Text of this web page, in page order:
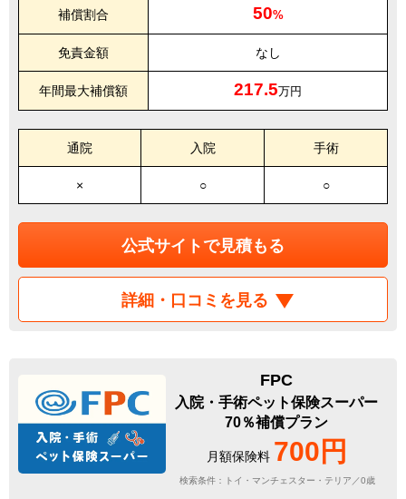
補償割合 50%
免責金額 なし
年間最大補償額 217.5万円
通院 入院 手術
× ○ ○
公式サイトで見積もる
詳細・口コミを見る
FPC
入院・手術ペット保険スーパー
70％補償プラン
月額保険料 700円
検索条件：トイ・マンチェスター・テリア／0歳